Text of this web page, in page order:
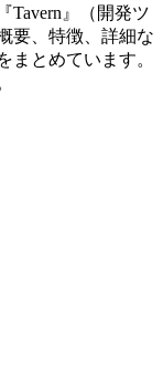
Tavern 』（ 開発ツ
要、特徴、詳細な
まとめています。